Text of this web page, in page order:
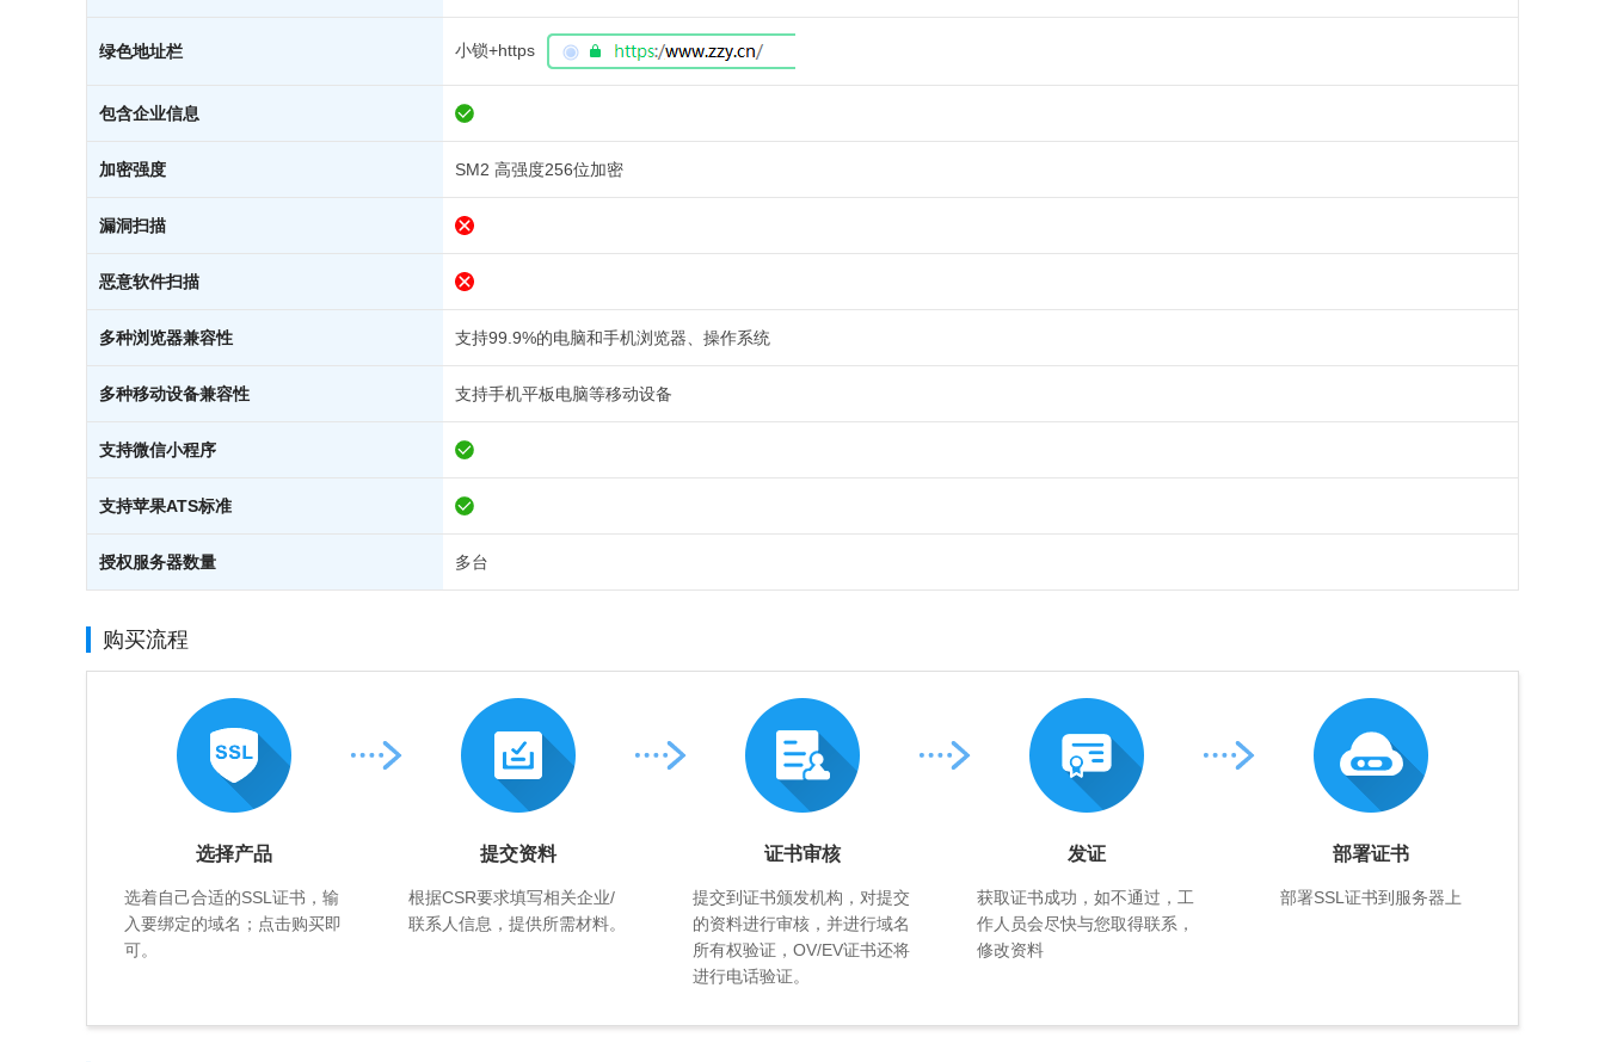
绿色地址栏 小锁+https
包含企业信息
加密强度 SM2 高强度256位加密
漏洞扫描
恶意软件扫描
多种浏览器兼容性 支持99.9%的电脑和手机浏览器、操作系统
多种移动设备兼容性 支持手机平板电脑等移动设备
支持微信小程序
支持苹果ATS标准
授权服务器数量 多台
购买流程
选择产品
选着自己合适的SSL证书，输
入要绑定的域名；点击购买即
可。
提交资料
根据CSR要求填写相关企业/
联系人信息，提供所需材料。
证书审核
提交到证书颁发机构，对提交
的资料进行审核，并进行域名
所有权验证，OV/EV证书还将
进行电话验证。
发证
获取证书成功，如不通过，工
作人员会尽快与您取得联系，
修改资料
部署证书
部署SSL证书到服务器上